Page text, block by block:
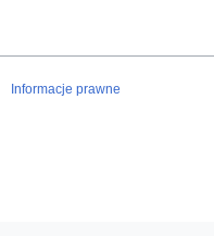
Informacje prawne